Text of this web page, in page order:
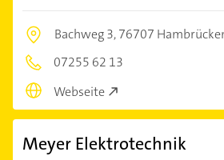
Bachweg 3,76707
07255 62 13
Webseite
Meyer Elektrotechnik